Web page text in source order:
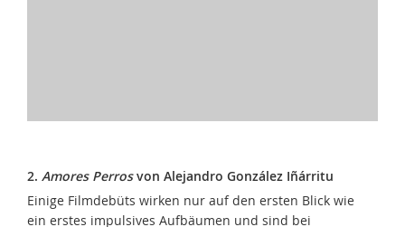
2. Amores Perrosvon Alejandro González Iñárritu
Einige Filmdebüts wirken nur auf den ersten Blick wie
ein erstes impulsives Aufbäumen und sind bei